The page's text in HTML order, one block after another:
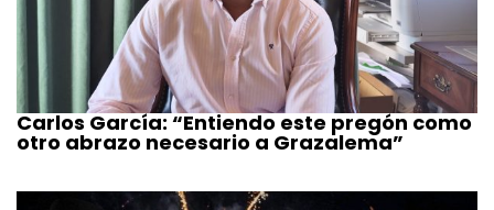
Carlos García: “Entiendo este pregón como
otro abrazo necesario a Grazalema”